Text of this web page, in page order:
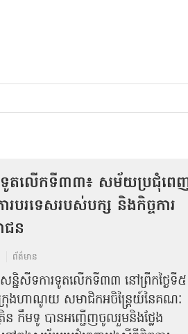
ទូតលើកទី៣៣៖ សម័យប្រជុំពេ
ារបរទេសរបស់​បក្ស និងកិច្ច​ការ
ជន
ព័ត៌មាន
សន្និសីទការទូតលើកទី៣៣ នៅព្រឹកថ្ងៃទី៥
ងហាណូយ សមាជិកអចិន្ត្រៃយ៍នៃគណៈ
កឹម​ទូ បានអញ្ជើញ​ចូលរួមនិងថ្លែង